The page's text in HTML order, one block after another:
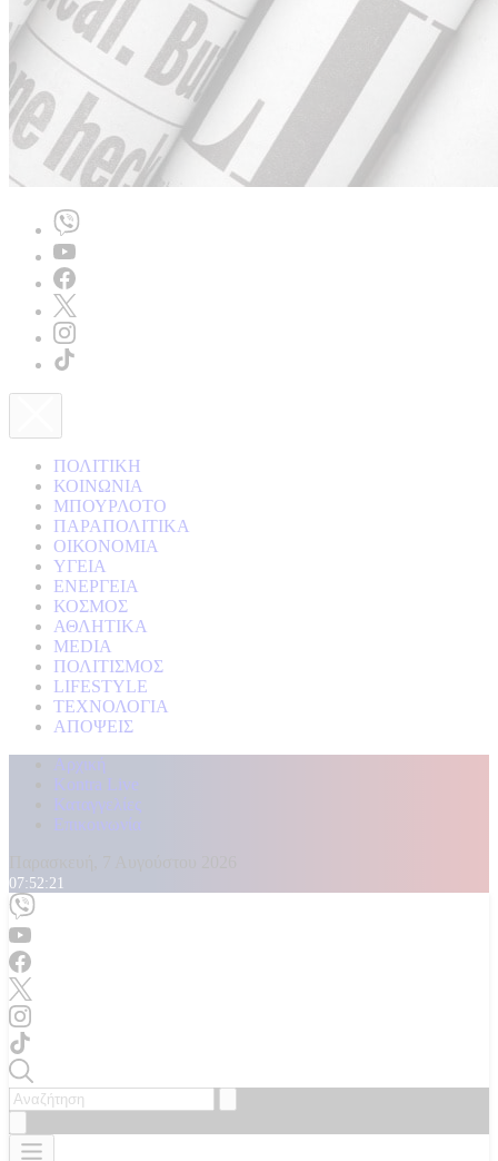
ΠΟΛΙΤΙΚΗ
ΚΟΙΝΩΝΙΑ
ΜΠΟΥΡΛΟΤΟ
ΠΑΡΑΠΟΛΙΤΙΚΑ
ΟΙΚΟΝΟΜΙΑ
ΥΓΕΙΑ
ΕΝΕΡΓΕΙΑ
ΚΟΣΜΟΣ
ΑΘΛΗΤΙΚΑ
MEDIA
ΠΟΛΙΤΙΣΜΟΣ
LIFESTYLE
ΤΕΧΝΟΛΟΓΙΑ
ΑΠΟΨΕΙΣ
Αρχική
Kontra Live
Καταγγελίες
Επικοινωνία
07:52:23